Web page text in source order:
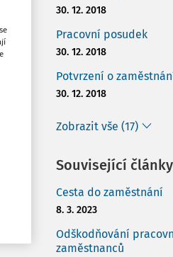
30. 12. 2018
Pracovní posudek
30. 12. 2018
Potvrzení o
30. 12. 2018
Zobrazit vše (17)
Související články
Cesta do zaměstnání
8. 3. 2023
Odškodňování
zaměstnanců